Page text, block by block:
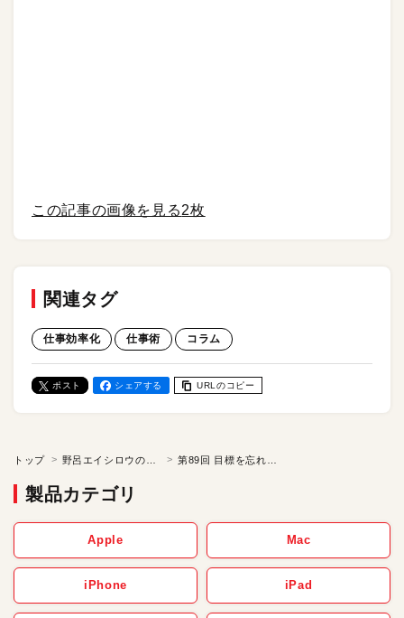
この記事の画像を見る2枚
関連タグ
仕事効率化 仕事術 コラム
ポスト シェアする URLのコピー
トップ
製品カテゴリ
Apple Mac
iPhone iPad